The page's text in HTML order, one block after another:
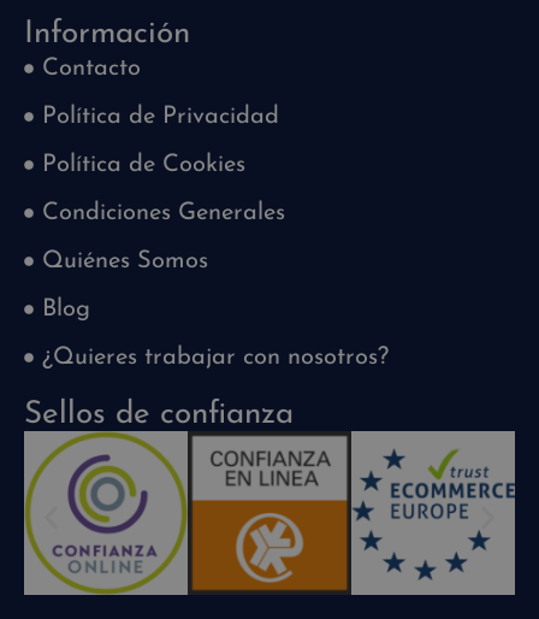
Información
Contacto
Política de Privacidad
Política de Cookies
Condiciones Generales
Quiénes Somos
Blog
¿Quieres trabajar con nosotros?
Sellos de confianza